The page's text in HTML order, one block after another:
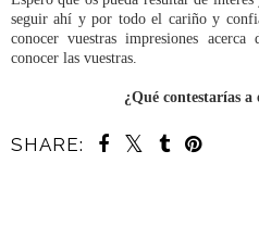
seguir ahí y por todo el cariño y
conocer vuestras impresiones
conocer las vuestras.
¿Qué contestarías a
SHARE: